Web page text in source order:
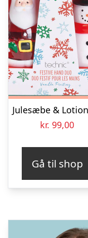
kr. 99,00
Gå til shop